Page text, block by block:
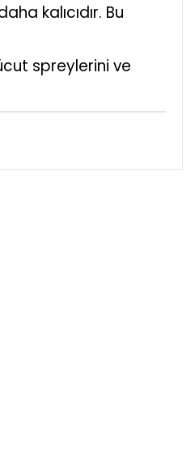
kalıcıdır. Bu
spreylerini ve